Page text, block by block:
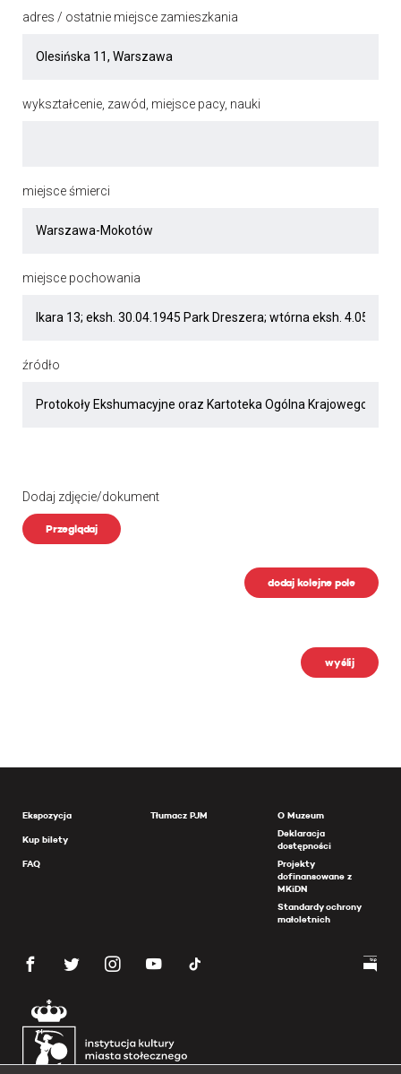
adres / ostatnie miejsce zamieszkania
wykształcenie, zawód, miejsce pacy, nauki
miejsce śmierci
miejsce pochowania
źródło
Dodaj zdjęcie/dokument
Przeglądaj
dodaj kolejne pole
wyślij
Ekspozycja
Kup bilety
FAQ
Tłumacz PJM
O Muzeum
Deklaracja
dostępności
Projekty
dofinansowane z
MKiDN
Standardy ochrony
małoletnich